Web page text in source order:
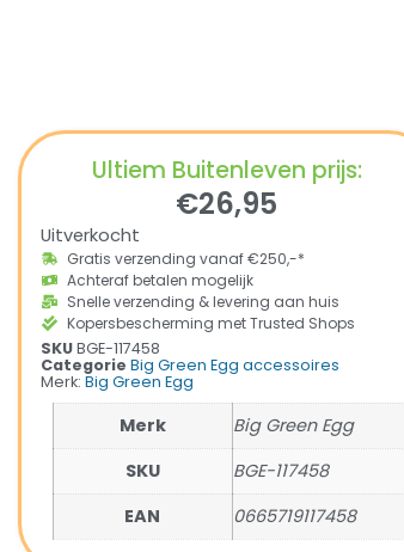
Ultiem Buitenleven prijs:
€26,95
Uitverkocht
Gratis verzending vanaf €250,-*
Achteraf betalen mogelijk
Snelle verzending & levering aan huis
Kopersbescherming met Trusted Shops
SKUBGE-117458
Categorie Big Green Egg accessoires
Merk: Big Green Egg
Merk
Big Green Egg
SKU
BGE-117458
EAN
0665719117458